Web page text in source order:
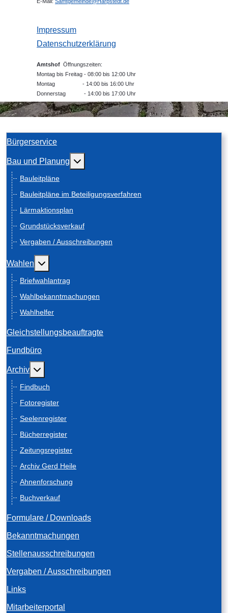
Impressum
Datenschutzerklärung
Amtshof Öffnungszeiten:
Montag bis Freitag - 08:00 bis 12:00 Uhr
Montag - 14:00 bis 16:00 Uhr
Donnerstag - 14:00 bis 17:00 Uhr
Bürgerservice
Bau und Planung Weitere Informationen: Bau und Planung
Bauleitpläne
Bauleitpläne im Beteiligungsverfahren
Lärmaktionsplan
Grundstücksverkauf
Vergaben / Ausschreibungen
Wahlen Weitere Informationen: Wahlen
Briefwahlantrag
Wahlbekanntmachungen
Wahlhelfer
Gleichstellungsbeauftragte
Fundbüro
Archiv Weitere Informationen: Archiv
Findbuch
Fotoregister
Seelenregister
Bücherregister
Zeitungsregister
Archiv Gerd Heile
Ahnenforschung
Buchverkauf
Formulare / Downloads
Bekanntmachungen
Stellenausschreibungen
Vergaben / Ausschreibungen
Links
Mitarbeiterportal